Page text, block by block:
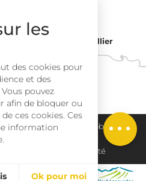
Montpellier
Perpignan
Languedoc et Vignobles
Déclaration d'accessibilité
les
des cookies pour
et des
pouvez
afin de bloquer ou
ces cookies. Ces
information
Ok pour moi